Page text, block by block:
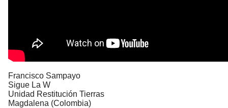
Francisco Sampayo
Sigue La W
Unidad Restitución Tierras
Magdalena (Colombia)